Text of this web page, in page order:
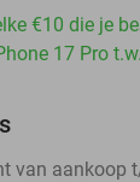
€10 die je
17 Pro
van aankoop